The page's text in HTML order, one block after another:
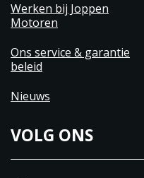
Werken bij Joppen
Motoren
Ons service & garantie
beleid
Nieuws
VOLG ONS